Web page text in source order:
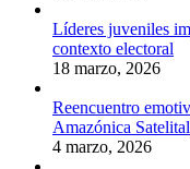
Líderes juveniles
contexto electoral
18 marzo, 2026
Reencuentro
Amazónica Satelital
4 marzo, 2026